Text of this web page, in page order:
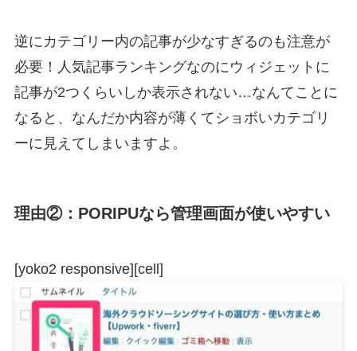
逆にカテゴリー内の記事が少なすぎるのも注意が
必要！人気記事ランキングなのにウィジェットに
記事が2つくらいしか表示されない…なんてことに
なると、なんだか内容が薄くてショボいカテゴリ
ーに見えてしまいますよ。
理由②：PORIPUなら管理画面が使いやすい
[yoko2 responsive][cell]